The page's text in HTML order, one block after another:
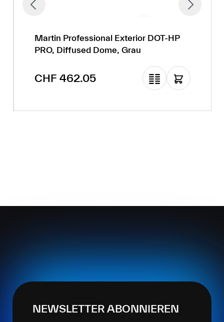
Martin Professional Exterior DOT-HP
PRO, Diffused Dome, Grau
Regulärer Preis:
CHF 462.05
NEWSLETTER ABONNIEREN